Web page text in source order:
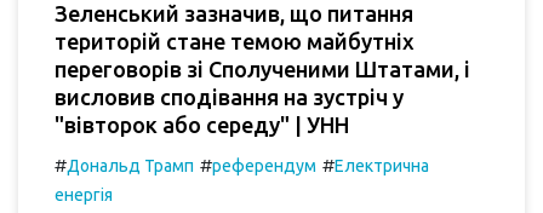
Зеленський зазначив, що питання
територій стане темою майбутніх
переговорів зі Сполученими Штатами, і
висловив сподівання на зустріч у
"вівторок або середу" | УНН
#Дональд Трамп #референдум #Електрична
енергія